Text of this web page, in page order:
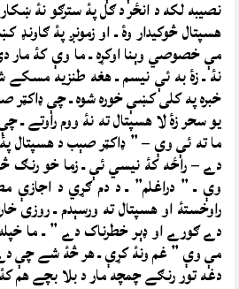
نصیبه لکه د انځر د ګل پۀ سترګو نۀ
هسپتال څوکیدار وۀ ـ او زمونږ پۀ
مې خصوصي وېنا اوکړه ـ ما وې کۀ مار
نۀ ـ زۀ به ئې نیسم ـ هغه طنزیه
خبره په کلی کښې خوره شوه ـ چې ډاکټر
یو سحر زۀ لا هسپتال ته نۀ ووم راوتے ـ
ما ته ئې وې – ” ډاکټر صېب د هسپتال
دے – راځه کۀ نیسي ئې ـ زما خو رنګ
وې ـ ” دراغلم” ـ د دم ګړي د اجازې
راوخستۀ او هسپتال ته ورسېدم ـ روزی
دے ګورے او ډېر خطرناک دے ” ـ ما خپله
مې وې ” غم ونۀ کړې ـ هر څۀ شے چې
دغه تور رنګے چمچه مار د بلا بچے هم